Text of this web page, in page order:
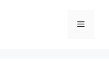
Menu